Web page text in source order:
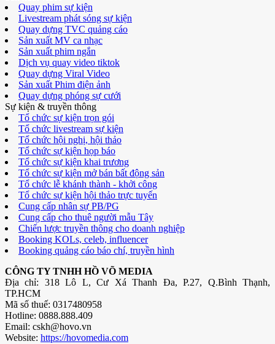
Quay phim sự kiện
Livestream phát sóng sự kiện
Quay dựng TVC quảng cáo
Sản xuất MV ca nhạc
Sản xuất phim ngắn
Dịch vụ quay video tiktok
Quay dựng Viral Video
Sản xuất Phim điện ảnh
Quay dựng phóng sự cưới
Sự kiện & truyền thông
Tổ chức sự kiện trọn gói
Tổ chức livestream sự kiện
Tổ chức hội nghị, hội thảo
Tổ chức sự kiện họp báo
Tổ chức sự kiện khai trương
Tổ chức sự kiện mở bán bất động sản
Tổ chức lễ khánh thành - khởi công
Tổ chức sự kiện hội thảo trực tuyến
Cung cấp nhân sự PB/PG
Cung cấp cho thuê người mẫu Tây
Chiến lược truyền thông cho doanh nghiệp
Booking KOLs, celeb, influencer
Booking quảng cáo báo chí, truyền hình
CÔNG TY TNHH HỒ VÕ MEDIA
Địa chỉ: 318 Lô L, Cư Xá Thanh Đa, P.27, Q.Bình Thạnh,
TP.HCM
Mã số thuế: 0317480958
Hotline: 0888.888.409
Email: cskh@hovo.vn
Website: https://hovomedia.com